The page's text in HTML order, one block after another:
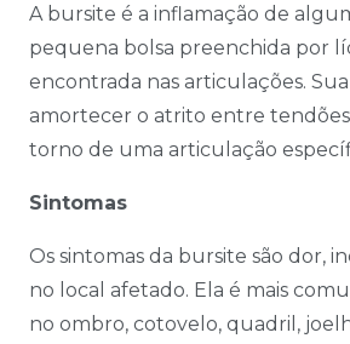
A bursite é a inflamação de
pequena bolsa preenchida por
encontrada nas articulações.
amortecer o atrito entre tendões
torno de uma articulação
Sintomas
Os sintomas da bursite são dor,
no local afetado. Ela é mais
no ombro, cotovelo, quadril,